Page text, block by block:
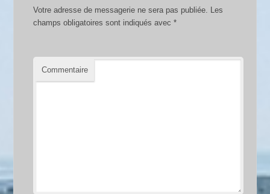
Votre adresse de messagerie ne sera pas publiée. Les
champs obligatoires sont indiqués avec*
Commentaire